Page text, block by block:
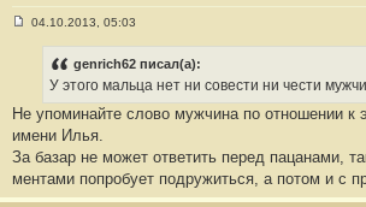
н
и
#
5
04.10.2013, 05:03
genrich62 писал(а):
У этого мальца нет ни совести ни чести
Не упоминайте слово мужчина по отношении к
имени Илья.
За базар не может ответить перед пацанами,
ментами попробует подружиться, а потом и с